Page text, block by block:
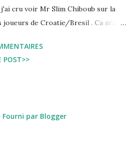
cru voir Mr Slim Chiboub sur la
de Croatie/Bresil . Ca m'a
Je me demande d'ailleurs a quoi
Anyway... Inchallah Marbouha !
POST>>
Fourni par Blogger